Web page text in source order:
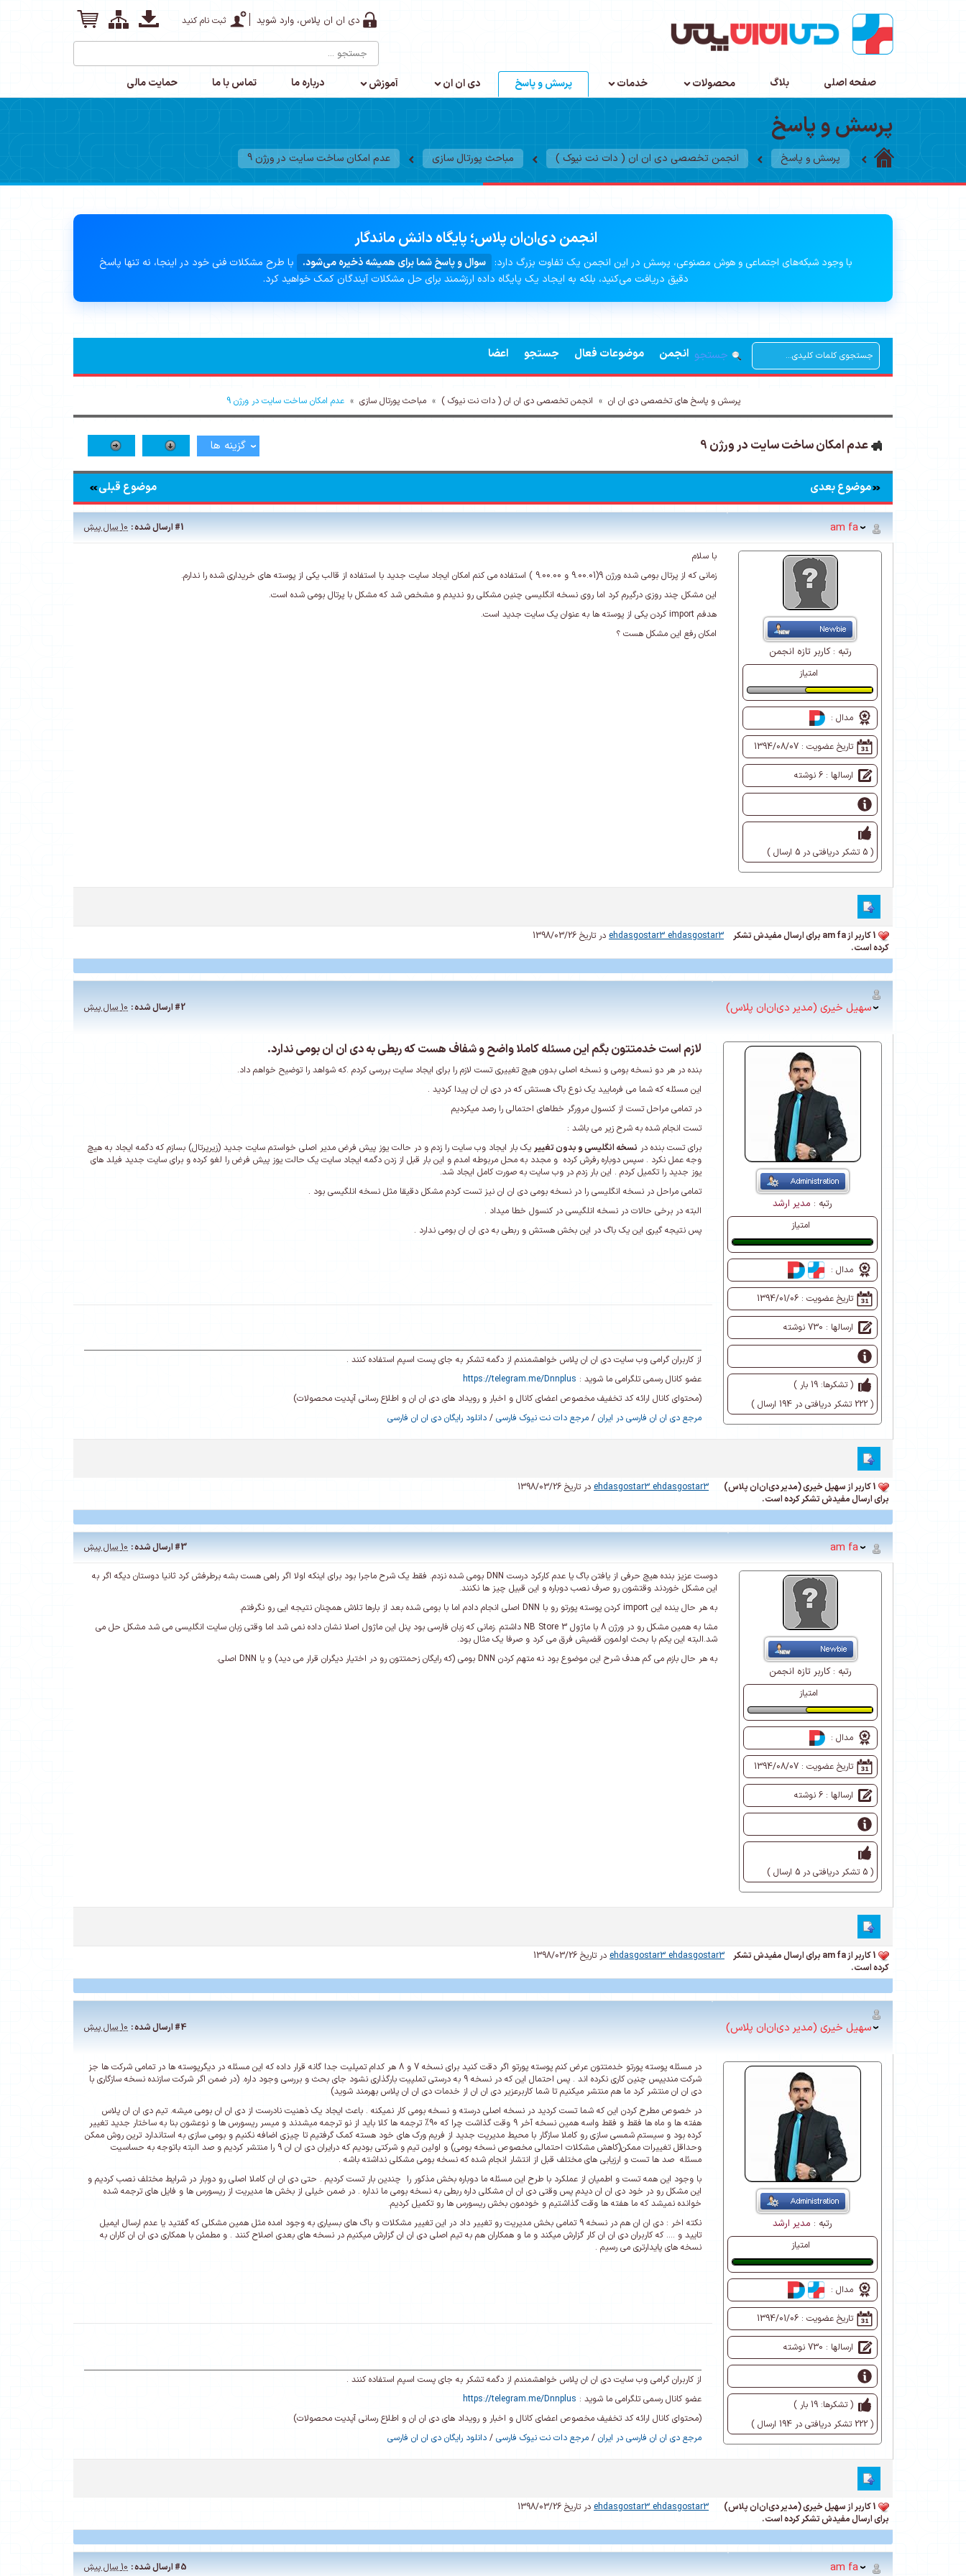
دی ان ان پلاس، وارد شوید ثبت نام کنید
صفحه اصلی بلاگ محصولات خدمات پرسش و پاسخ دی ان ان آموزش درباره ما تماس با ما حمایت مالی
پرسش و پاسخ
پرسش و پاسخ انجمن تخصصی دی ان ان ( دات نت نیوک ) مباحث پورتال سازی عدم امکان ساخت سایت در ورژن 9
انجمن دی‌ان‌ان پلاس؛ پایگاه دانش ماندگار
با وجود شبکه‌های اجتماعی و هوش مصنوعی، پرسش در این انجمن یک تفاوت بزرگ دارد: سوال و پاسخ شما برای همیشه ذخیره می‌شود.
با طرح مشکلات فنی خود در اینجا، نه تنها پاسخ
دقیق دریافت می‌کنید، بلکه به ایجاد یک پایگاه داده ارزشمند برای حل مشکلات آیندگان کمک خواهید کرد.
انجمن موضوعات فعال جستجو اعضا جستجو
پرسش و پاسخ های تخصصی دی ان ان » انجمن تخصصی دی ان ان ( دات نت نیوک ) » مباحث پورتال سازی » عدم امکان ساخت سایت در ورژن 9
عدم امکان ساخت سایت در ورژن 9 گزینه ها
موضوع قبلی موضوع بعدی
am fa
#1ارسال شده : 10 سال پیش
رتبه :کاربر تازه انجمن
امتیاز
طبیعی
مدال :
تاریخ عضویت : 1394/08/07
ارسالها : 6 نوشته
( 5 تشکر دریافتی در 5 ارسال )
با سلام
زمانی که از پرتال بومی شده ورژن 9(9.00.01 و 9.00.00 ) استفاده می کنم امکان ایجاد سایت جدید با استفاده از قالب یکی از پوسته های خریداری شده را ندارم.
این مشکل چند روزی درگیرم کرد اما روی نسخه انگلیسی چنین مشکلی رو ندیدم و مشخص شد که مشکل با پرتال بومی شده است.
هدفم import کردن یکی از پوسته ها به عنوان یک سایت جدید است.
امکان رفع این مشکل هست ؟
1 کاربر از am fa برای ارسال مفیدش تشکر
کرده است.
ehdasgostar3 ehdasgostar3 در تاریخ 1398/03/26
سهیل خیری (مدیر دی‌ان‌ان پلاس) #2 ارسال شده : 10 سال پیش
رتبه : مدیر ارشد
امتیاز
عالی
مدال :
تاریخ عضویت : 1394/01/06
ارسالها : 730 نوشته
( تشکرها: 19 بار )
( 222 تشکر دریافتی در 194 ارسال )
لازم است خدمتتون بگم این مسئله کاملا واضح و شفاف هست که ربطی به دی ان ان بومی ندارد.
بنده در هر دو نسخه بومی و نسخه اصلی بدون هیچ تغییری تست لازم را برای ایجاد سایت بررسی کردم .که شواهد را توضیح خواهم داد.
این مسئله که شما می فرمایید یک نوع باگ هستش که در دی ان ان پیدا کردید .
در تمامی مراحل تست از کنسول مرورگر خطاهای احتمالی را رصد میکردیم
تست انجام شده به شرح زیر می باشد :
برای تست بنده در نسخه انگلیسی و بدون تغییر یک بار ایجاد وب سایت را زدم و در حالت یوز پیش فرض مدیر اصلی خواستم سایت جدید (زیرپرتال) بسازم که دگمه ایجاد به هیچ
وجه عمل نکرد . سپس دوباره رفرش کرده و مجدد به محل مربوطه امدم و این بار قبل از زدن دگمه ایجاد سایت یک حالت یوز پیش فرض را لغو کرده و برای سایت جدید فیلد های
یوز جدید را تکمیل کردم . این بار زدم در وب سایت به صورت کامل ایجاد شد.
تمامی مراحل در نسخه انگلیسی را در نسخه بومی دی ان ان نیز تست کردم مشکل دقیقا مثل نسخه انلگیسی بود .
البته در برخی حالات در نسخه انلگیسی در کنسول خطا میداد .
پس نتیجه گیری این یک باگ در این بخش هستش و ربطی به دی ان ان بومی ندارد .
از کاربران گرامی وب سایت دی ان ان پلاس خواهشمندم از دگمه تشکر به جای پست اسپم استفاده کنند .
عضو کانال رسمی تلگرامی ما شوید : https://telegram.me/Dnnplus
(محتوای کانال ارائه کد تخفیف مخصوص اعضای کانال و اخبار و رویداد های دی ان ان و اطلاع رسانی آپدیت محصولات)
مرجع دی ان ان فارسی در ایران / مرجع دات نت نیوک فارسی / دانلود رایگان دی ان ان فارسی
1 کاربر از سهیل خیری (مدیر دی‌ان‌ان پلاس)
برای ارسال مفیدش تشکر کرده است.
ehdasgostar3 ehdasgostar3 در تاریخ 1398/03/26
am fa
#3ارسال شده : 10 سال پیش
رتبه :کاربر تازه انجمن
امتیاز
طبیعی
مدال :
تاریخ عضویت : 1394/08/07
ارسالها : 6 نوشته
( 5 تشکر دریافتی در 5 ارسال )
دوست عزیز بنده هیچ حرفی از یافتن باگ یا عدم کارکرد درست DNN بومی شده نزدم. فقط یک شرح ماجرا بود برای اینکه اولا اگر راهی هست بشه برطرفش کرد ثانیا دوستان دیگه اگر به
این مشکل خوردند وقتشون رو صرف نصب دوباره و این قبیل چیز ها نکنند.
به هر حال ینده این import کردن پوسته پورتو رو با DNN اصلی انجام دادم اما با بومی شده بعد از بارها تلاش همچنان نتیجه ایی رو نگرفتم.
مشا به همین مشکل رو در ورژن 8 با ماژول NB Store 3 داشتم .زمانی که زبان فارسی بود پنل این ماژول اصلا نشان داده نمی شد اما وقتی زبان سایت انگلیسی می شد مشکل حل می
شد.البته این یکم با بحث اولمون قضیش فرق می کرد و صرفا یک مثال بود.
به هر حال بازم می گم هدف شرح این موضوع بود نه متهم کردن DNN بومی (که رایگان زحمتتون رو در اختیار دیگران قرار می دید) و یا DNN اصلی.
1 کاربر از am fa برای ارسال مفیدش تشکر
کرده است.
ehdasgostar3 ehdasgostar3 در تاریخ 1398/03/26
سهیل خیری (مدیر دی‌ان‌ان پلاس) #4 ارسال شده : 10 سال پیش
رتبه : مدیر ارشد
امتیاز
عالی
مدال :
تاریخ عضویت : 1394/01/06
ارسالها : 730 نوشته
( تشکرها: 19 بار )
( 222 تشکر دریافتی در 194 ارسال )
در مسئله پوسته پورتو خدمتتون عرض کنم پوسته پورتو اگر دقت کنید برای نسخه 7 و 8 هر کدام تمپلیت جدا گانه قرار داده که این مسئله در دیگرپوسته ها در تمامی شرکت ها جز
شرکت مندیپس چنین کاری نکرده اند . پس احتمال این که در نسخه 9 به درستی تملپیت بارگذاری نشود جای بحث و بررسی وجود داره. (در ضمن اگر شرکت سازنده نسخه سازگاری با
دی ان ان منتشر کرد ما هم منتشر میکنیم تا شما کاربرعزیر دی ان ان از خدمات دی ان ان پلاس بهرمند شوید)
در خصوص مطرح کردن این که شما تست کردید در نسخه اصلی درسته و نسخه بومی کار نمیکنه . باعث ایجاد یک ذهنیت نادرست از دی ان ان بومی میشه. تیم دی ان ان پلاس
هفته ها و ماه ها فقط و فقط واسه همین نسخه آخر 9 وقت گذاشت چرا که 90% ترجمه ها کلا باید از نو ترجمه میشدند و میسر ریسورس ها و نوعشون بنا به ساختار جدید تغییر
کرده بود و سیستم شمسی سازی رو کاملا سازگار با محیط مدیریت جدید از فریم ورک های خود هسته کمک گرفتیم تا چیزی اضافه نکنیم و بومی سازی به استاندارد ترین روش ممکن
وحداقل تغییرات ممکن(کاهش مشکلات احتمالی مخصوص نسخه بومی) و اولین تیم و شرکتی بودیم که درایران دی ان ان 9 را منتشر کردیم و صد البته باتوجه به حساسیت
مسئله صد ها تست و ارزیابی های مختلف قبل از انتشار انجام شده که نسخه بومی مشکلی نداشته باشه .
با وجود این همه تست و اطمیان از عملکرد با طرح این مسئله ما دوباره بخش مذکور را چندین بار تست کردیم . حتی دی ان ان کاملا اصلی رو دوبار در شرایط مختلف نصب کردیم و
این مشکل رو در خود دی ان ان دیدم پس وقتی دی ان ان مشکلی داره ربطی به نسخه بومی ما نداره . در ضمن خیلی از بخش ها مدیریت از ریسورس ها و فایل های ترجمه شده
خوانده نمیشد که ما هفته ها وقت گذاشتیم و خودمون بخش ریسورس ها رو تکمیل کردیم.
نکته اخر : دی ان ان هم در نسخه 9 تمامی بخش مدیریت رو تغییر داد در این تغییر مشکلات و باگ های بسیاری به وجود امده مثل همین مشکلی که گفتید یا عدم ارسال ایمیل
تایید و .... که کاربران دی ان ان کار گزارش میکند و ما و همکاران هم به تیم اصلی دی ان ان گزارش میکنیم در نسخه های بعدی اصلاح کنند . و مطمئن با همکاری دی ان ان کاران به
نسخه های پایدارتری می رسیم .
از کاربران گرامی وب سایت دی ان ان پلاس خواهشمندم از دگمه تشکر به جای پست اسپم استفاده کنند .
عضو کانال رسمی تلگرامی ما شوید : https://telegram.me/Dnnplus
(محتوای کانال ارائه کد تخفیف مخصوص اعضای کانال و اخبار و رویداد های دی ان ان و اطلاع رسانی آپدیت محصولات)
مرجع دی ان ان فارسی در ایران / مرجع دات نت نیوک فارسی / دانلود رایگان دی ان ان فارسی
1 کاربر از سهیل خیری (مدیر دی‌ان‌ان پلاس)
برای ارسال مفیدش تشکر کرده است.
ehdasgostar3 ehdasgostar3 در تاریخ 1398/03/26
am fa
#5ارسال شده : 10 سال پیش